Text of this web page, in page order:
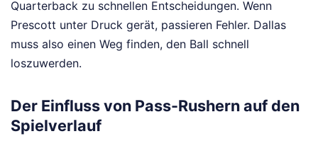
Quarterback zu schnellen Entscheidungen. Wenn
Prescott unter Druck gerät, passieren Fehler. Dallas
muss also einen Weg finden, den Ball schnell
loszuwerden.
Der Einfluss von Pass-Rushern auf den
Spielverlauf